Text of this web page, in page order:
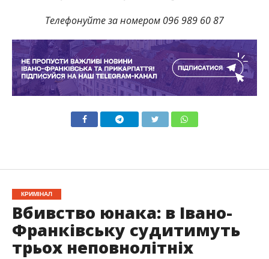
Телефонуйте за номером 096 989 60 87
КРИМІНАЛ
Вбивство юнака: в Івано-
Франківську судитимуть
трьох неповнолітніх